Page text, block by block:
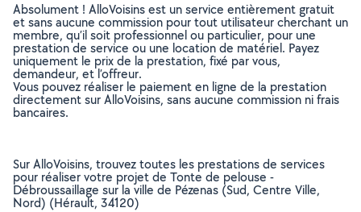
Absolument ! AlloVoisins est un service entièrement gratuit
et sans aucune commission pour tout utilisateur cherchant un
membre, qu’il soit professionnel ou particulier, pour une
prestation de service ou une location de matériel. Payez
uniquement le prix de la prestation, fixé par vous,
demandeur, et l’offreur.
Vous pouvez réaliser le paiement en ligne de la prestation
directement sur AlloVoisins, sans aucune commission ni frais
bancaires.
Sur AlloVoisins, trouvez toutes les prestations de services
pour réaliser votre projet de Tonte de pelouse -
Débroussaillage sur la ville de Pézenas (Sud, Centre Ville,
Nord) (Hérault, 34120)